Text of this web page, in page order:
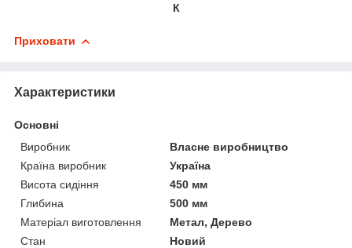
К
Приховати
Характеристики
Основні
Виробник
Власне виробництво
Країна виробник
Україна
Висота сидіння
450 мм
Глибина
500 мм
Матеріал виготовлення
Метал, Дерево
Стан
Новий